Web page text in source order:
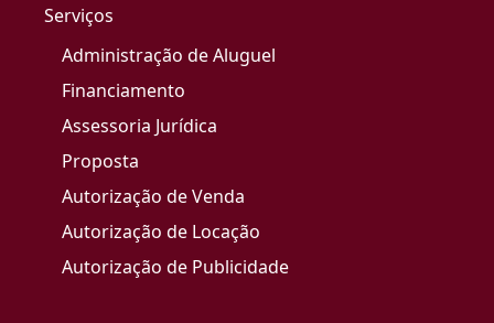
Serviços
Administração de Aluguel
Financiamento
Assessoria Jurídica
Proposta
Autorização de Venda
Autorização de Locação
Autorização de Publicidade